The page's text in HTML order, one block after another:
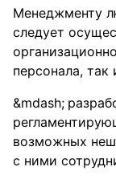
Менеджменту
следует
персонала, так
возможных
с ними